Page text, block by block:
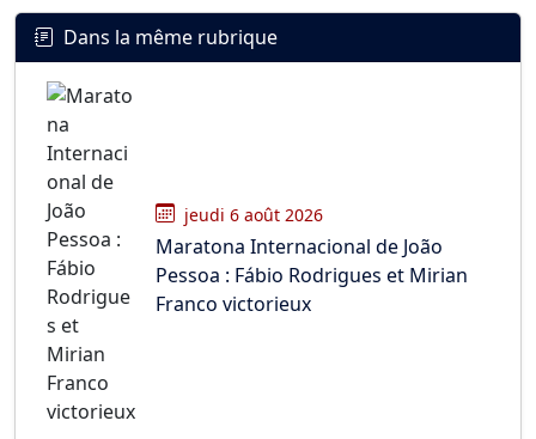
Dans la même rubrique
jeudi 6 août 2026
Maratona Internacional de João
Pessoa : Fábio Rodrigues et Mirian
Franco victorieux